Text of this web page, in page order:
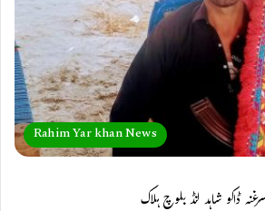
Rahim Yar khan News
ڈاکو شاہد لنڈ بلوچ ہلاک